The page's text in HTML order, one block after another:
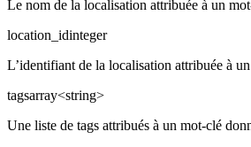
Le nom de la localisation attribuée à un
location_idinteger
L’identifiant de la localisation attribuée à
tagsarray<string>
Une liste de tags attribués à un mot-clé